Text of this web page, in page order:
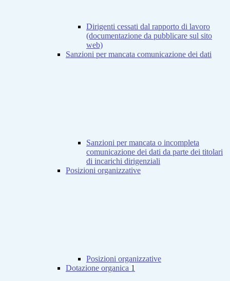
Dirigenti cessati dal rapporto di lavoro
(documentazione da pubblicare sul sito
web)
Sanzioni per mancata comunicazione dei dati
Sanzioni per mancata o incompleta
comunicazione dei dati da parte dei titolari
di incarichi dirigenziali
Posizioni organizzative
Posizioni organizzative
Dotazione organica 1